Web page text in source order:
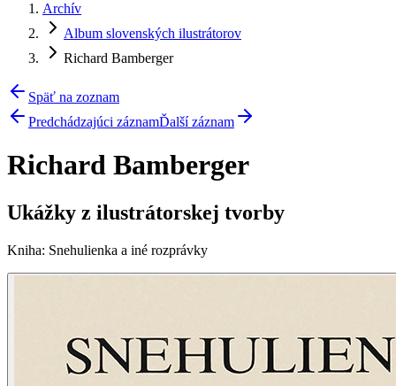
Archív
Album slovenských ilustrátorov
Richard Bamberger
Späť na zoznam
Predchádzajúci záznamĎalší záznam
Richard Bamberger
Ukážky z ilustrátorskej tvorby
Kniha: Snehulienka a iné rozprávky